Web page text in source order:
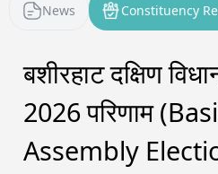
News Constituency
बशीरहाट दक्षिण
2026 परिणाम
Assembly